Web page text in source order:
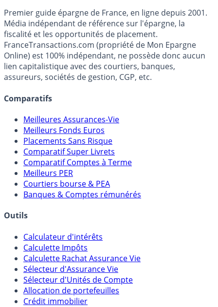
Premier guide épargne de France, en ligne depuis 2001.
Média indépendant de référence sur l'épargne, la
fiscalité et les opportunités de placement.
FranceTransactions.com (propriété de Mon Epargne
Online) est 100% indépendant, ne possède donc aucun
lien capitalistique avec des courtiers, banques,
assureurs, sociétés de gestion, CGP, etc.
Comparatifs
Meilleures Assurances-Vie
Meilleurs Fonds Euros
Placements Sans Risque
Comparatif Super Livrets
Comparatif Comptes à Terme
Meilleurs PER
Courtiers bourse & PEA
Banques & Comptes rémunérés
Outils
Calculateur d'intérêts
Calculette Impôts
Calculette Rachat Assurance Vie
Sélecteur d'Assurance Vie
Sélecteur d'Unités de Compte
Allocation de portefeuilles
Crédit immobilier